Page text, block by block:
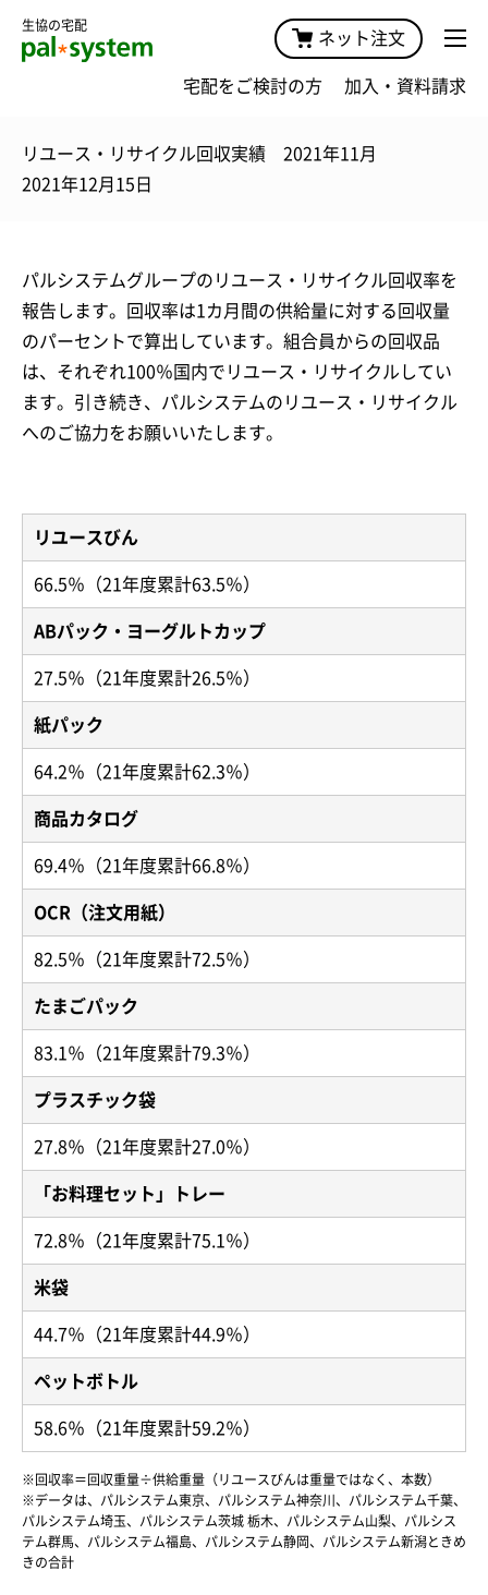
生協の宅配
ネット注文
宅配をご検討の方 加入・資料請求
リユース・リサイクル回収実績 2021年11月
2021年12月15日
パルシステムグループのリユース・リサイクル回収率を
報告します。回収率は1カ月間の供給量に対する回収量
のパーセントで算出しています。組合員からの回収品
は、それぞれ100％国内でリユース・リサイクルしてい
ます。引き続き、パルシステムのリユース・リサイクル
へのご協力をお願いいたします。
リユースびん
66.5％（21年度累計63.5％）
ABパック・ヨーグルトカップ
27.5％（21年度累計26.5％）
紙パック
64.2％（21年度累計62.3％）
商品カタログ
69.4％（21年度累計66.8％）
OCR（注文用紙）
82.5％（21年度累計72.5％）
たまごパック
83.1％（21年度累計79.3％）
プラスチック袋
27.8％（21年度累計27.0％）
「お料理セット」トレー
72.8％（21年度累計75.1％）
米袋
44.7％（21年度累計44.9％）
ペットボトル
58.6％（21年度累計59.2％）
※回収率＝回収重量÷供給重量（リユースびんは重量ではなく、本数）
※データは、パルシステム東京、パルシステム神奈川、パルシステム千葉、
パルシステム埼玉、パルシステム茨城 栃木、パルシステム山梨、パルシス
テム群馬、パルシステム福島、パルシステム静岡、パルシステム新潟ときめ
きの合計